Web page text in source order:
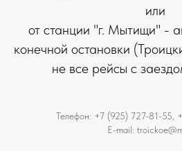
или
от станции "г. Мытищи" -
конечной остановки
не все рейсы с
Телефон: +7 (925) 727-81-55,
E-mail: